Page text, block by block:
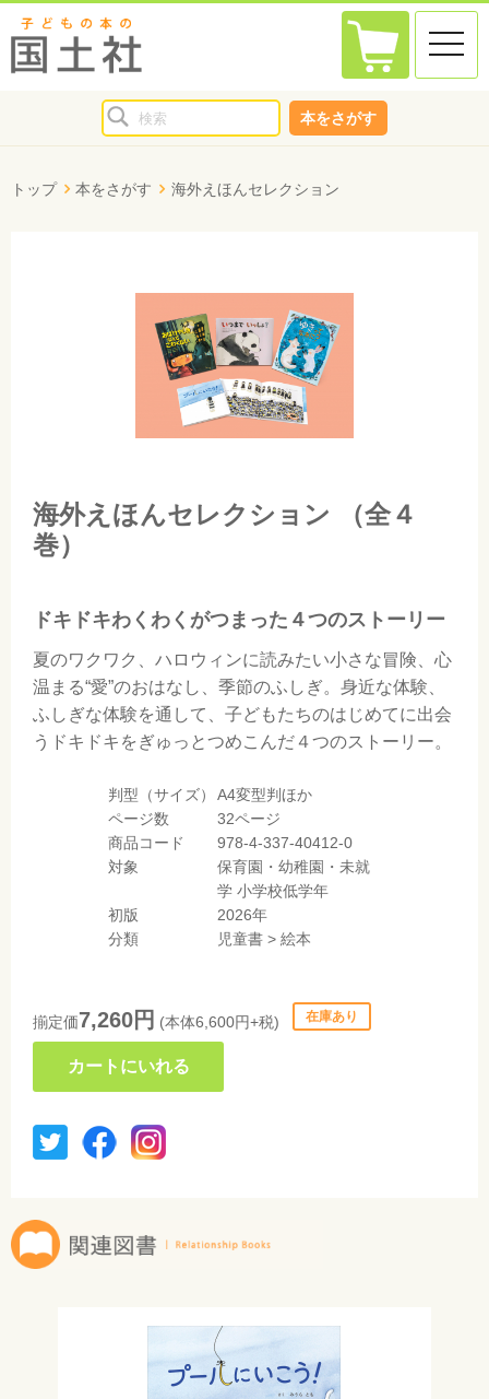
toggle
本をさがす
トップ 本をさがす 海外えほんセレクション
海外えほんセレクション
（全４
巻）
ドキドキわくわくがつまった４つのストーリー
夏のワクワク、ハロウィンに読みたい小さな冒険、心
温まる“愛”のおはなし、季節のふしぎ。身近な体験、
ふしぎな体験を通して、子どもたちのはじめてに出会
うドキドキをぎゅっとつめこんだ４つのストーリー。
判型（サイズ）
A4変型判ほか
ページ数
32ページ
商品コード
978-4-337-40412-0
対象
保育園・幼稚園・未就
学 小学校低学年
初版
2026年
分類
児童書 > 絵本
揃定価7,260円 (本体6,600円+税) 在庫あり
カートにいれる